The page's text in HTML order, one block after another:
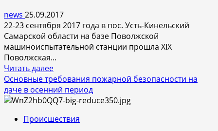
news 25.09.2017
22-23 сентября 2017 года в пос. Усть-Кинельский
Самарской области на базе Поволжской
машиноиспытательной станции прошла XIX
Поволжская...
Читать далееПрочитать
больше
о
Подведены
XIX
Основные требования пожарной безопасности на
даче в осенний период
Происшествия